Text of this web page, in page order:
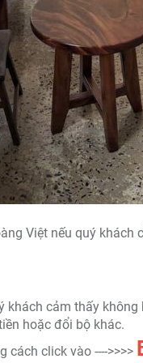
Việt nếu quý khách
khách cảm thấy
hoặc đổi bộ khác.
cách click vào ---->>>>